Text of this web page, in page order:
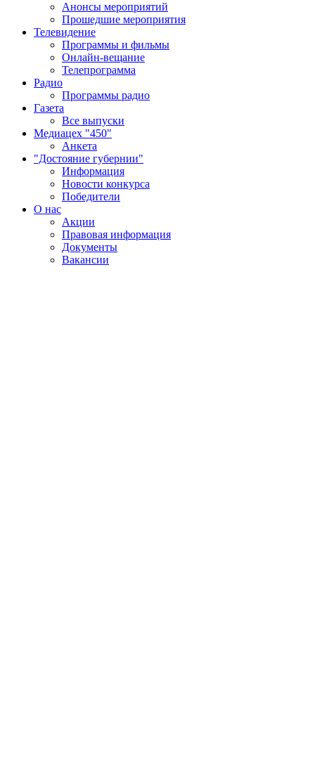
Анонсы мероприятий
Прошедшие мероприятия
Телевидение
Программы и фильмы
Онлайн-вещание
Телепрограмма
Радио
Программы радио
Газета
Все выпуски
Медиацех "450"
Анкета
"Достояние губернии"
Информация
Новости конкурса
Победители
О нас
Акции
Правовая информация
Документы
Вакансии